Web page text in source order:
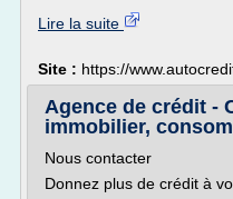
Lire la suite
Site : https://
Agence de crédit -
immobilier,
Nous contacter
Donnez plus de crédit à